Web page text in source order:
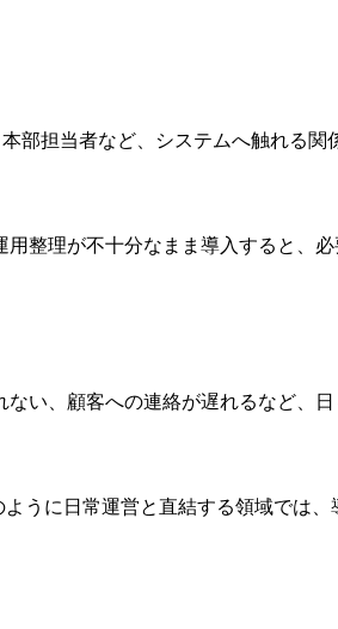
部担当者など、システムへ触れる関
整理が不十分なまま導入すると、
い、顧客への連絡が遅れるなど、
うに日常運営と直結する領域では